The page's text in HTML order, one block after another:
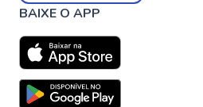
BAIXE O APP